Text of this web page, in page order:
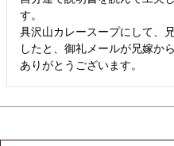
す。
具沢山カレースープにして、
したと、御礼メールが兄嫁か